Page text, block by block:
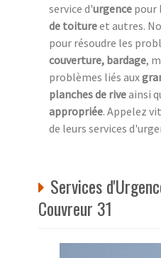
service d'urgence pour
de toitureet autres.
pour résoudre les
couverture, bardage,
problèmes liés aux
planches de riveainsi
appropriée. Appelez
de leurs services
Services
Couvreur 31